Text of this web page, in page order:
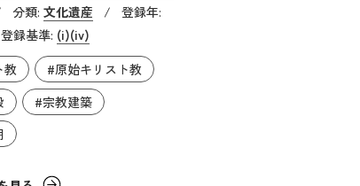
以降、9世紀頃までビザ
サン朝ペルシアなどと対
象牙貿易などで繁栄しま
、7世紀にイスラーム勢
と、衰退に向かいます。
は未だ断定されておら
や1137年頃という説が有
分類: 文化遺産 /
登録年:
登録基準: (i)(iv)
教
#原始キリスト教
#宗教建築